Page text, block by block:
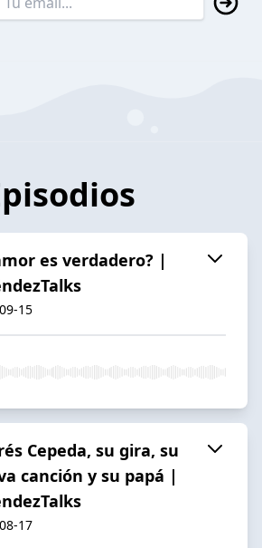
es verdadero? |
15
Cepeda, su gira, su
canción y su papá |
17